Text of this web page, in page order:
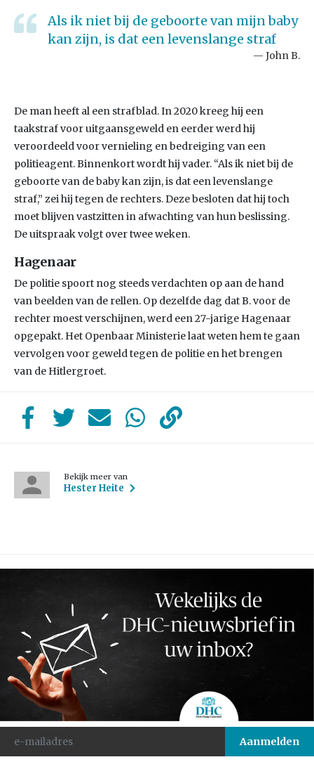
Als ik niet bij de geboorte van mijn baby
kan zijn, is dat een levenslange straf
John B.
De man heeft al een strafblad. In 2020 kreeg hij een
taakstraf voor uitgaansgeweld en eerder werd hij
veroordeeld voor vernieling en bedreiging van een
politieagent. Binnenkort wordt hij vader. “Als ik niet bij de
geboorte van de baby kan zijn, is dat een levenslange
straf,” zei hij tegen de rechters. Deze besloten dat hij toch
moet blijven vastzitten in afwachting van hun beslissing.
De uitspraak volgt over twee weken.
Hagenaar
De politie spoort nog steeds verdachten op aan de hand
van beelden van de rellen. Op dezelfde dag dat B. voor de
rechter moest verschijnen, werd een 27-jarige Hagenaar
opgepakt. Het Openbaar Ministerie laat weten hem te gaan
vervolgen voor geweld tegen de politie en het brengen
van de Hitlergroet.
Bekijk meer van
Hester Heite